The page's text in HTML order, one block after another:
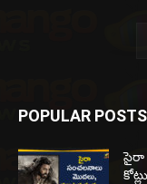
POPULAR POSTS
సైరా